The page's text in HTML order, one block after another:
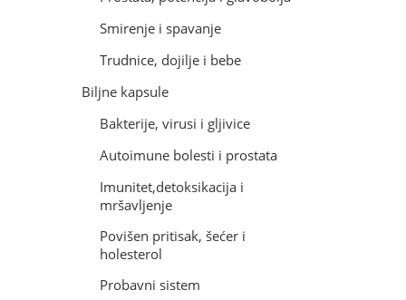
Smirenje i spavanje
Trudnice, dojilje i bebe
Biljne kapsule
Bakterije, virusi i gljivice
Autoimune bolesti i prostata
Imunitet,detoksikacija i
mršavljenje
Povišen pritisak, šećer i
holesterol
Probavni sistem